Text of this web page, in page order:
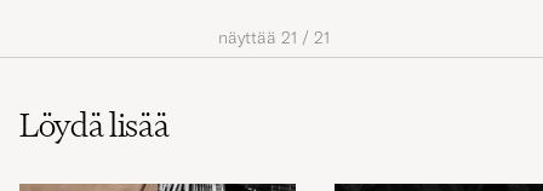
näyttää 21 / 21
Löydä lisää